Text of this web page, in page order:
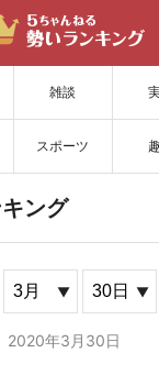
雑談
スポーツ
サイトを更新
ング
2020年3月30日